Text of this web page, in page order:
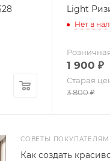
Light
Нет в
1 900 ₽
Старая
3 800₽
СОВЕТЫ ПОКУПАТЕЛЯМ
Как создать